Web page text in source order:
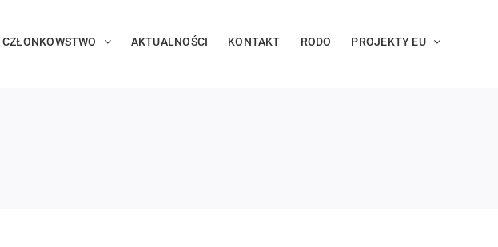
CZŁONKOWSTWO AKTUALNOŚCI KONTAKT RODO PROJEKTY EU